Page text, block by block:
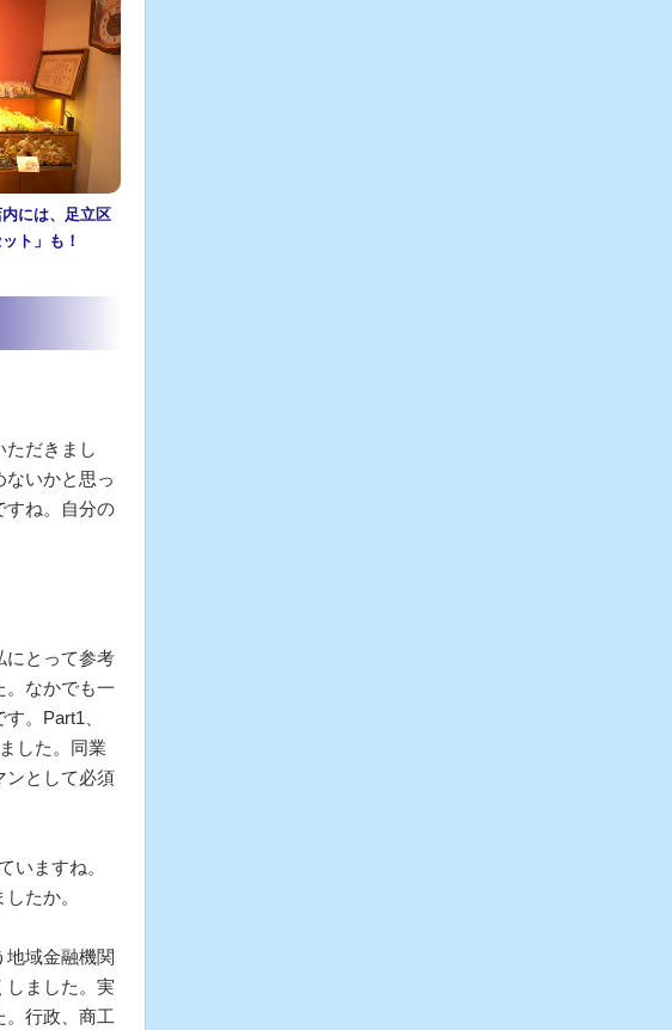
には、足立区
ト」も！
だきまし
いかと思っ
すね。自分の
にとって参考
。なかでも一
。Part1、
した。同業
ンとして必須
いますね。
たか。
地域金融機関
しました。実
。行政、商工